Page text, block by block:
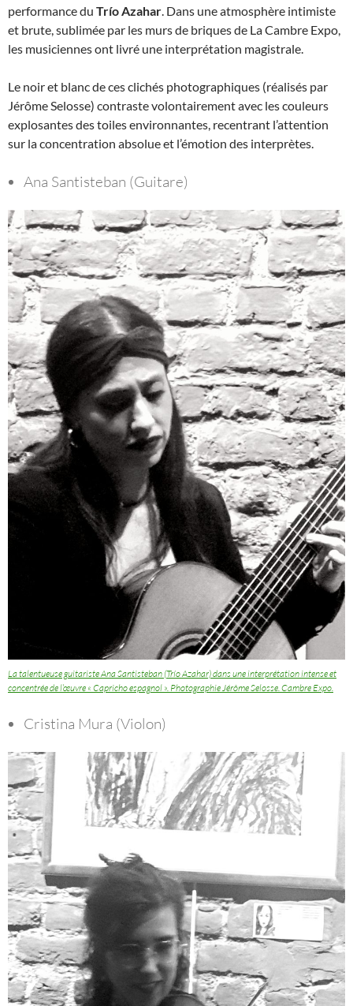
performance du Trío Azahar . Dans une atmosphère intimiste
et brute, sublimée par les murs de briques de La Cambre Expo,
les musiciennes ont livré une interprétation magistrale.
Le noir et blanc de ces clichés photographiques (réalisés par
Jérôme Selosse) contraste volontairement avec les couleurs
explosantes des toiles environnantes, recentrant l’attention
sur la concentration absolue et l’émotion des interprètes.
Ana Santisteban (Guitare)
La talentueuse guitariste Ana Santisteban (Trío Azahar) dans une interprétation intense et
concentrée de l’œuvre « Capricho espagnol ». Photographie Jérôme Selosse. Cambre Expo.
Cristina Mura (Violon)